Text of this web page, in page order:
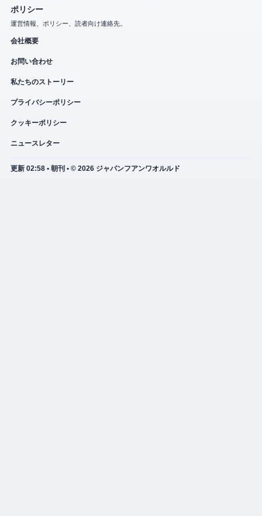
ポリシー
運営情報、ポリシー、読者向け連絡先。
会社概要
お問い合わせ
私たちのストーリー
プライバシーポリシー
クッキーポリシー
ニュースレター
更新 02:58 • 朝刊 • © 2026 ジャパンフアンワオルルド